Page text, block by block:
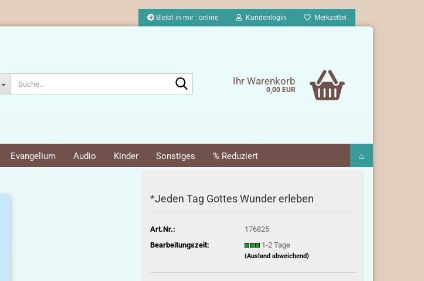
Bleibt in mir : online Kundenlogin Merkzettel
Ihr Warenkorb
0,00 EUR
Evangelium Audio Kinder Sonstiges % Reduziert ⌂
*Jeden Tag Gottes Wunder erleben
Art.Nr.:
176825
Bearbeitungszeit:
1-2 Tage
(Ausland abweichend)